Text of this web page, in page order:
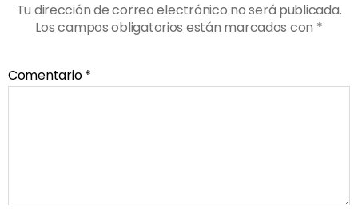
Tu dirección de correo electrónico no será publicada.
Los campos obligatorios están marcados con *
Comentario*